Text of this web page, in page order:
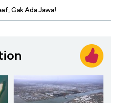
Gak Ada Jawa!